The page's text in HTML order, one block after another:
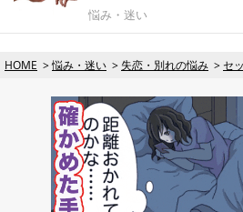
悩み・迷い
HOME 悩み・迷い 失恋・別れの悩み セ